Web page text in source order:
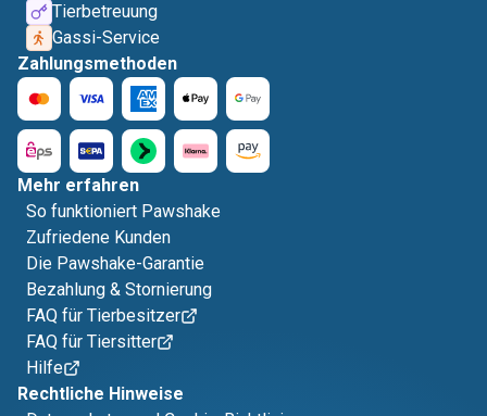
Tierbetreuung
Gassi-Service
Zahlungsmethoden
Mehr erfahren
So funktioniert Pawshake
Zufriedene Kunden
Die Pawshake-Garantie
Bezahlung & Stornierung
FAQ für Tierbesitzer
FAQ für Tiersitter
Hilfe
Rechtliche Hinweise